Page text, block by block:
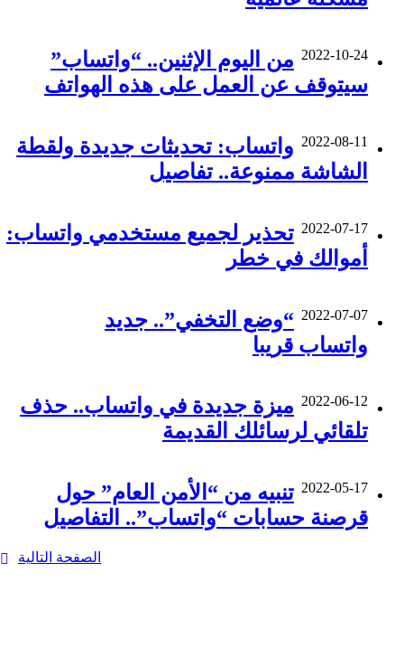
2022-10-24 من اليوم الإثنين.. “واتساب”
سيتوقف عن العمل على هذه الهواتف
2022-08-11 واتساب: تحديثات جديدة ولقطة
الشاشة ممنوعة.. تفاصيل
2022-07-17 تحذير لجميع مستخدمي واتساب:
أموالك في خطر
2022-07-07 “وضع التخفي”.. جديد
واتساب قريبا
2022-06-12 ميزة جديدة في واتساب.. حذف
تلقائي لرسائلك القديمة
2022-05-17 تنبيه من “الأمن العام” حول
قرصنة حسابات “واتساب”.. التفاصيل
الصفحة التالية